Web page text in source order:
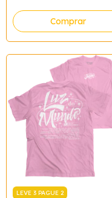
Comprar
LEVE 3 PAGUE 2